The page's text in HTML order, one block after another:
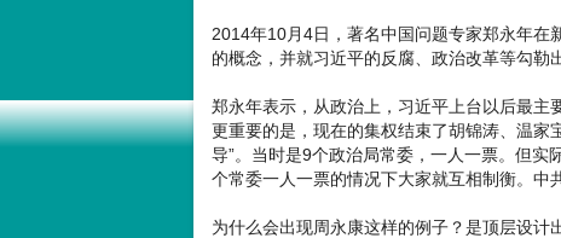
2014年10月4日，著名中国问题专家郑永年在
的概念，并就习近平的反腐、政治改革等勾勒
郑永年表示，从政治上，习近平上台以后最主
更重要的是，现在的集权结束了胡锦涛、温家
导”。当时是9个政治局常委，一人一票。但
个常委一人一票的情况下大家就互相制衡。中
为什么会出现周永康这样的例子？是顶层设